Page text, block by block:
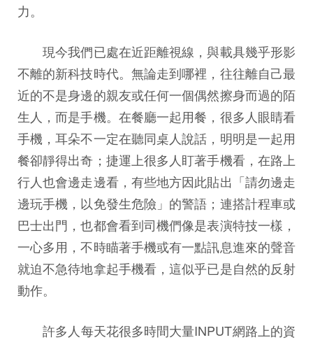
力。
現今我們已處在近距離視線，與載具幾乎形影
不離的新科技時代。無論走到哪裡，往往離自己最
近的不是身邊的親友或任何一個偶然擦身而過的陌
生人，而是手機。在餐廳一起用餐，很多人眼睛看
手機，耳朵不一定在聽同桌人說話，明明是一起用
餐卻靜得出奇；捷運上很多人盯著手機看，在路上
行人也會邊走邊看，有些地方因此貼出「請勿邊走
邊玩手機，以免發生危險」的警語；連搭計程車或
巴士出門，也都會看到司機們像是表演特技一樣，
一心多用，不時瞄著手機或有一點訊息進來的聲音
就迫不急待地拿起手機看，這似乎已是自然的反射
動作。
許多人每天花很多時間大量INPUT網路上的資